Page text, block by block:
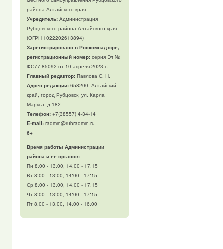
района Алтайского края
Учредитель:Администрация
Рубцовского района Алтайского края
(ОГРН 1022202613894)
Зарегистрировано в Роскомнадзоре,
регистрационный номер:серия Эл №
ФС77-85092 от 10 апреля 2023 г.
Главный редактор:Павлова С. Н.
Адрес редакции:658200, Алтайский
край, город Рубцовск, ул. Карла
Маркса, д.182
Телефон:+7(38557) 4-34-14
E-mail:radmin@rubradmin.ru
6+
Время работы Администрации
района и ее органов:
Пн 8:00 - 13:00, 14:00 - 17:15
Вт 8:00 - 13:00, 14:00 - 17:15
Ср 8:00 - 13:00, 14:00 - 17:15
Чт 8:00 - 13:00, 14:00 - 17:15
Пт 8:00 - 13:00, 14:00 - 16:00